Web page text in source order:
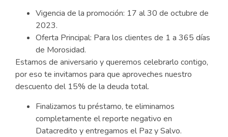
Vigencia de la promoción: 17 al 30 de octubre de
2023.
Oferta Principal: Para los clientes de 1 a 365 días
de Morosidad.
Estamos de aniversario y queremos celebrarlo contigo,
por eso te invitamos para que aproveches nuestro
descuento del 15% de la deuda total.
Finalizamos tu préstamo, te eliminamos
completamente el reporte negativo en
Datacredito y entregamos el Paz y Salvo.